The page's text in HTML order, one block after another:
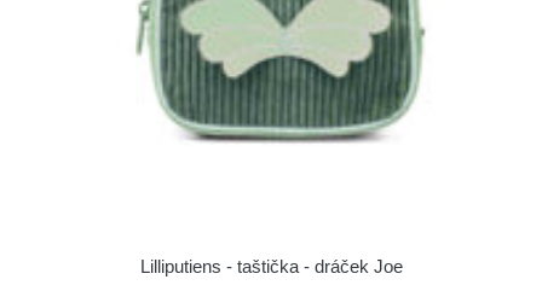
Lilliputiens - taštička - dráček Joe